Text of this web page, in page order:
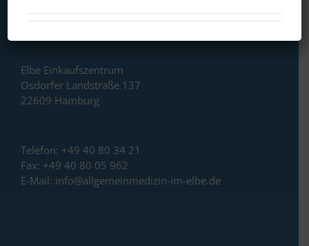
Elbe Einkaufszentrum
Osdorfer Landstraße 137
22609 Hamburg
Telefon: +49 40 80 34 21
Fax: +49 40 80 05 962
E-Mail: info@allgemeinmedizin-im-elbe.de